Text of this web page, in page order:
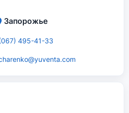
Запорожье
495-41-33